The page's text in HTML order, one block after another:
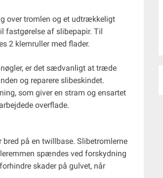
over tromlen og et udtrækkeligt
fastgørelse af slibepapir. Til
2 klemruller med flader.
er det sædvanligt at træde
og reparere slibeskindet.
som giver en stram og ensartet
overflade.
på en twillbase. Slibetromlerne
spændes ved forskydning
skader på gulvet, når